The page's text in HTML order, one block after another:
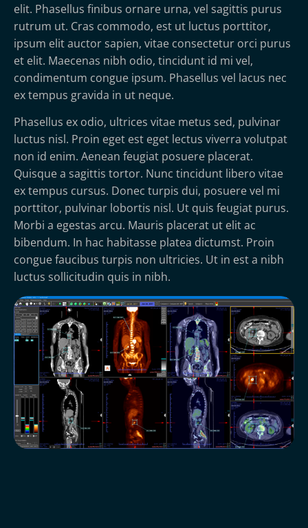
elit. Phasellus finibus ornare urna, vel sagittis purus
rutrum ut. Cras commodo, est ut luctus porttitor,
ipsum elit auctor sapien, vitae consectetur orci purus
et elit. Maecenas nibh odio, tincidunt id mi vel,
condimentum congue ipsum. Phasellus vel lacus nec
ex tempus gravida in ut neque.
Phasellus ex odio, ultrices vitae metus sed, pulvinar
luctus nisl. Proin eget est eget lectus viverra volutpat
non id enim. Aenean feugiat posuere placerat.
Quisque a sagittis tortor. Nunc tincidunt libero vitae
ex tempus cursus. Donec turpis dui, posuere vel mi
porttitor, pulvinar lobortis nisl. Ut quis feugiat purus.
Morbi a egestas arcu. Mauris placerat ut elit ac
bibendum. In hac habitasse platea dictumst. Proin
congue faucibus turpis non ultricies. Ut in est a nibh
luctus sollicitudin quis in nibh.